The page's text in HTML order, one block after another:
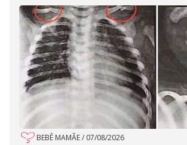
BEBÊ MAMÃE/ 07/08/2026